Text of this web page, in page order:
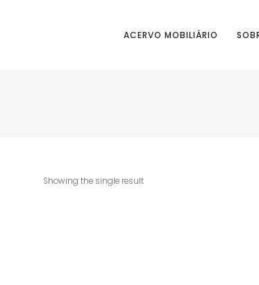
ACERVO MOBILIÁRIO
Showing the single result